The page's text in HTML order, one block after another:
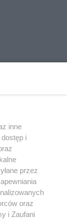
i
sposób (w
polu
w
użycie lub
prawa,
i może być
inne
i
przez
oraz
i Zaufani